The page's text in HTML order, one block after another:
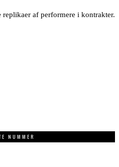
af performere i kontrakter.
NUMMER